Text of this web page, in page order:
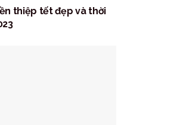
thiệp tết đẹp và thời